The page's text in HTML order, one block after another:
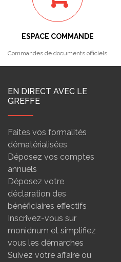
ESPACE COMMANDE
Commandes de documents officiels
EN DIRECT AVEC LE
GREFFE
Faites vos formalités
dématérialisées
Déposez vos comptes
annuels
Déposez votre
déclaration des
bénéficiaires effectifs
Inscrivez-vous sur
monidnum et simplifiez
vous les démarches
Suivez votre affaire ou